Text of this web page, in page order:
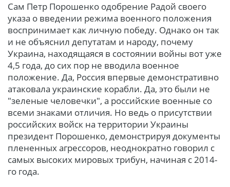
Сам Петр Порошенко одобрение Радой своего
указа о введении режима военного положения
воспринимает как личную победу. Однако он так
и не объяснил депутатам и народу, почему
Украина, находящаяся в состоянии войны вот уже
4,5 года, до сих пор не вводила военное
положение. Да, Россия впервые демонстративно
атаковала украинские корабли. Да, это были не
"зеленые человечки", а российские военные со
всеми знаками отличия. Но ведь о присутствии
российских войск на территории Украины
президент Порошенко, демонстрируя документы
плененных агрессоров, неоднократно говорил с
самых высоких мировых трибун, начиная с 2014-
го года.